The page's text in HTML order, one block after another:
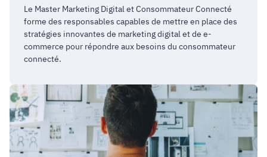
Le Master Marketing Digital et Consommateur Connecté
forme des responsables capables de mettre en place des
stratégies innovantes de marketing digital et de e-
commerce pour répondre aux besoins du consommateur
connecté.
Innovations
à
visée
régénérative
-